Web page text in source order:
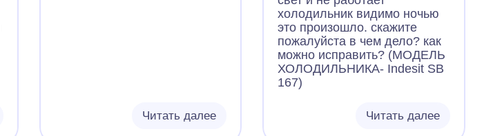
Читать далее
холодильник видимо ночью
это произошло. скажите
пожалуйста в чем дело? как
можно исправить? (МОДЕЛЬ
ХОЛОДИЛЬНИКА- Indesit SB
167)
Читать далее